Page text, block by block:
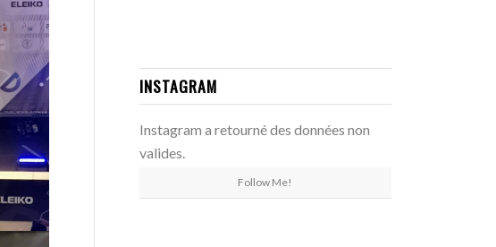
INSTAGRAM
Instagram a retourné des données non
valides.
Follow Me!